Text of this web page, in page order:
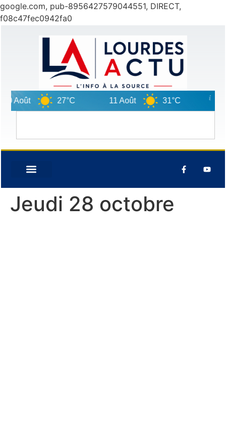
google.com, pub-8956427579044551, DIRECT,
f08c47fec0942fa0
Août 27°C 11 Août 31°C 12
Jeudi 28 octobre